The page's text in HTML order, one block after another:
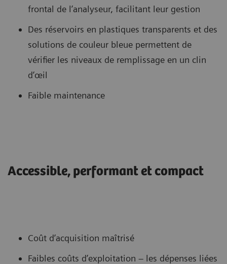
frontal de l’analyseur, facilitant leur gestion
Des réservoirs en plastiques transparents et des
solutions de couleur bleue permettent de
vérifier les niveaux de remplissage en un clin
d’œil
Faible maintenance
Accessible, performant et compact
Coût d’acquisition maîtrisé
Faibles coûts d’exploitation – les dépenses liées